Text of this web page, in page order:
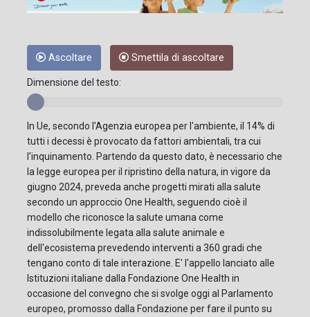
Ascoltare Smettila di ascoltare
Dimensione del testo:
In Ue, secondo l'Agenzia europea per l'ambiente, il 14% di
tutti i decessi è provocato da fattori ambientali, tra cui
l'inquinamento. Partendo da questo dato, è necessario che
la legge europea per il ripristino della natura, in vigore da
giugno 2024, preveda anche progetti mirati alla salute
secondo un approccio One Health, seguendo cioè il
modello che riconosce la salute umana come
indissolubilmente legata alla salute animale e
dell'ecosistema prevedendo interventi a 360 gradi che
tengano conto di tale interazione. E' l'appello lanciato alle
Istituzioni italiane dalla Fondazione One Health in
occasione del convegno che si svolge oggi al Parlamento
europeo, promosso dalla Fondazione per fare il punto su